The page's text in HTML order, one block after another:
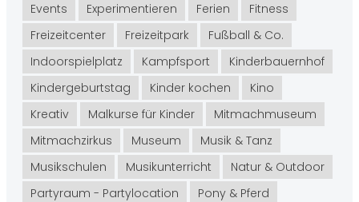
Events
Experimentieren Ferien
Fitness
Freizeitcenter
Freizeitpark
Fußball & Co.
Indoorspielplatz
Kampfsport
Kinderbauernhof
Kindergeburtstag
Kinder kochen
Kino
Kreativ
Malkurse für Kinder
Mitmachmuseum
Mitmachzirkus
Museum
Musik & Tanz
Musikschulen
Musikunterricht
Natur & Outdoor
Partyraum - Partylocation
Pony & Pferd